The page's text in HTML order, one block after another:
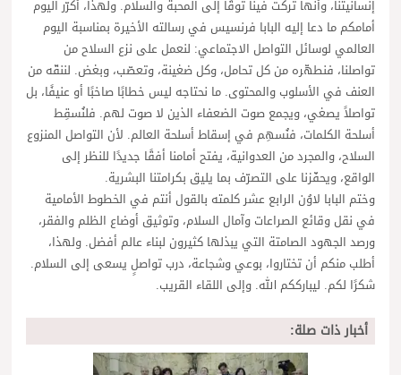
إنسانيتنا، وأنها تركت فينا توقًا إلى المحبة والسلام. ولهذا، أكرّر اليوم
أمامكم ما دعا إليه البابا فرنسيس في رسالته الأخيرة بمناسبة اليوم
العالمي لوسائل التواصل الاجتماعي: لنعمل على نزع السلاح من
تواصلنا، فنطهّره من كل تحامل، وكل ضغينة، وتعصّب، وبغض. لننقّه من
العنف في الأسلوب والمحتوى. ما نحتاجه ليس خطابًا صاخبًا أو عنيفًا، بل
تواصلاً يصغي، ويجمع صوت الضعفاء الذين لا صوت لهم. فلنُسقِط
أسلحة الكلمات، فنُسهِم في إسقاط أسلحة العالم. لأن التواصل المنزوع
السلاح، والمجرد من العدوانية، يفتح أمامنا أفقًا جديدًا للنظر إلى
الواقع، ويحفّزنا على التصرّف بما يليق بكرامتنا البشرية.
وختم البابا لاوُن الرابع عشر كلمته بالقول أنتم في الخطوط الأمامية
في نقل وقائع الصراعات وآمال السلام، وتوثيق أوضاع الظلم والفقر،
ورصد الجهود الصامتة التي يبذلها كثيرون لبناء عالم أفضل. ولهذا،
أطلب منكم أن تختاروا، بوعي وشجاعة، درب تواصلٍ يسعى إلى السلام.
شكرًا لكم. ليبارككم الله. وإلى اللقاء القريب.
أخبار ذات صلة: